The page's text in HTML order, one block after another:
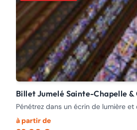
Billet Jumelé Sainte-Chapelle
Pénétrez dans un écrin de lumière et
à partir de